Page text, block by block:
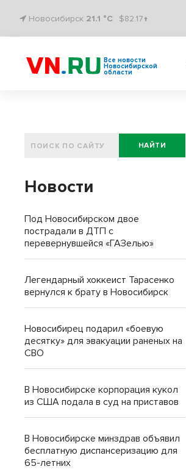
Новосибирск 21.1 °C $82.17↑
Все новости
Новосибирской
области
НАЙТИ
Новости
Под Новосибирском двое
пострадали в ДТП с
перевернувшейся «ГАЗелью»
Легендарный хоккеист Тарасенко
вернулся к брату в Новосибирск
Новосибирец подарил «боевую
десятку» для эвакуации раненых на
СВО
В Новосибирске корпорация кукол
из США подала в суд на приставов
В Новосибирске минздрав объявил
бесплатную диспансеризацию для
65-летних